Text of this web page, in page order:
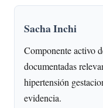
Sacha Inchi
Componente activo
documentadas
hipertensión
evidencia.